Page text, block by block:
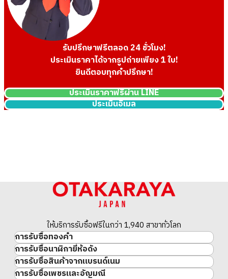
รับปรึกษาฟรีตลอด 24 ชั่วโมง!
ประเมินราคาได้จากรูปถ่ายเพียง 1 ใบ!
ยินดีตอบทุกคำปรึกษา!
ประเมินราคาฟรีผ่าน LINE
ประเมินอีเมล
ให้บริการรับซื้อฟรีในกว่า 1,940 สาขาทั่วโลก
การรับซื้อทองคำ
ทองคำ
ทองคำแท่ง
เหรียญทองคำ/เหรียญเงิน
การรับซื้อนาฬิกายี่ห้อดัง
นาฬิกาแบรนด์เนม
Rolex
การรับซื้อสินค้าจากแบรนด์เนม
สินค้าแบรนด์เนม
การรับซื้อเพชรและอัญมณี